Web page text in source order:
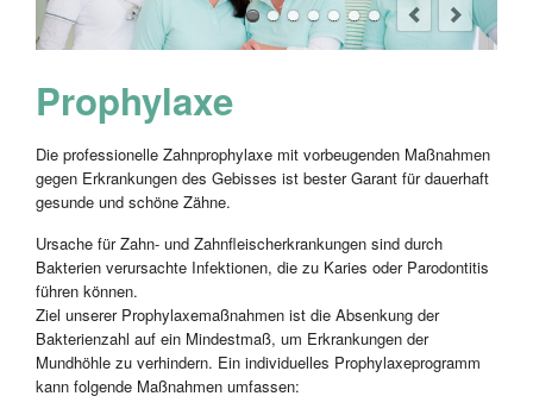
Prophylaxe
Die professionelle Zahnprophylaxe mit vorbeugenden Maßnahmen
gegen Erkrankungen des Gebisses ist bester Garant für dauerhaft
gesunde und schöne Zähne.
Ursache für Zahn- und Zahnfleischerkrankungen sind durch
Bakterien verursachte Infektionen, die zu Karies oder Parodontitis
führen können.
Ziel unserer Prophylaxemaßnahmen ist die Absenkung der
Bakterienzahl auf ein Mindestmaß, um Erkrankungen der
Mundhöhle zu verhindern. Ein individuelles Prophylaxeprogramm
kann folgende Maßnahmen umfassen: